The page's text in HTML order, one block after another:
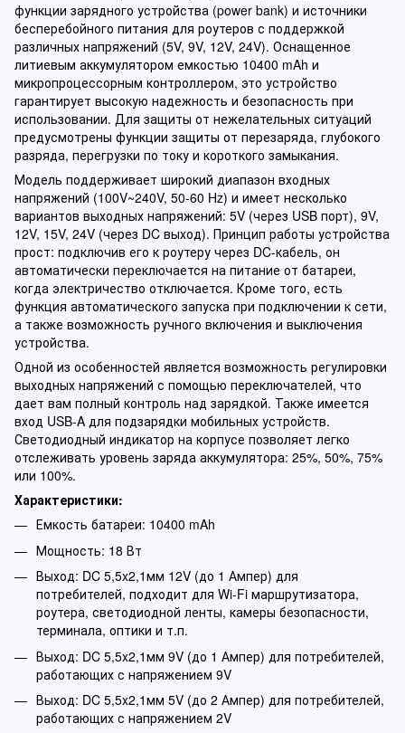
функции зарядного устройства (power bank) и источники
бесперебойного питания для роутеров с поддержкой
различных напряжений (5V, 9V, 12V, 24V). Оснащенное
литиевым аккумулятором емкостью 10400 mAh и
микропроцессорным контроллером, это устройство
гарантирует высокую надежность и безопасность при
использовании. Для защиты от нежелательных ситуаций
предусмотрены функции защиты от перезаряда, глубокого
разряда, перегрузки по току и короткого замыкания.
Модель поддерживает широкий диапазон входных
напряжений (100V~240V, 50-60 Hz) и имеет несколько
вариантов выходных напряжений: 5V (через USB порт), 9V,
12V, 15V, 24V (через DC выход). Принцип работы устройства
прост: подключив его к роутеру через DC-кабель, он
автоматически переключается на питание от батареи,
когда электричество отключается. Кроме того, есть
функция автоматического запуска при подключении к сети,
а также возможность ручного включения и выключения
устройства.
Одной из особенностей является возможность регулировки
выходных напряжений с помощью переключателей, что
дает вам полный контроль над зарядкой. Также имеется
вход USB-A для подзарядки мобильных устройств.
Светодиодный индикатор на корпусе позволяет легко
отслеживать уровень заряда аккумулятора: 25%, 50%, 75%
или 100%.
Характеристики:
Емкость батареи: 10400 mAh
Мощность: 18 Вт
Выход: DC 5,5x2,1мм 12V (до 1 Ампер) для
потребителей, подходит для Wi-Fi маршрутизатора,
роутера, светодиодной ленты, камеры безопасности,
терминала, оптики и т.п.
Выход: DC 5,5x2,1мм 9V (до 1 Ампер) для потребителей,
работающих с напряжением 9V
Выход: DC 5,5x2,1мм 5V (до 2 Ампер) для потребителей,
работающих с напряжением 2V